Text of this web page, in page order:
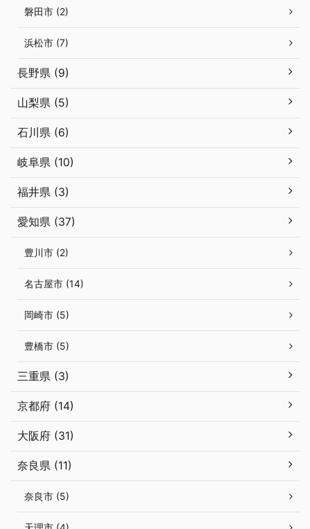
磐田市 (2)
浜松市 (7)
長野県 (9)
山梨県 (5)
石川県 (6)
岐阜県 (10)
福井県 (3)
愛知県 (37)
豊川市 (2)
名古屋市 (14)
岡崎市 (5)
豊橋市 (5)
三重県 (3)
京都府 (14)
大阪府 (31)
奈良県 (11)
奈良市 (5)